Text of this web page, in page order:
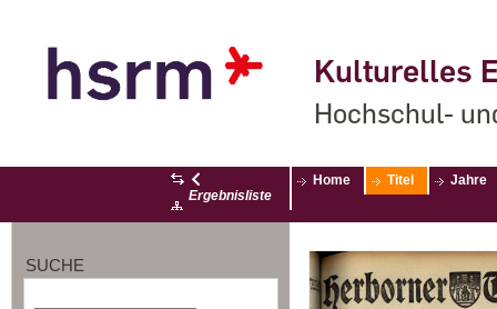
Kulturelles
Hochschul-
Ergebnisliste
Home Titel Jahre
SUCHE